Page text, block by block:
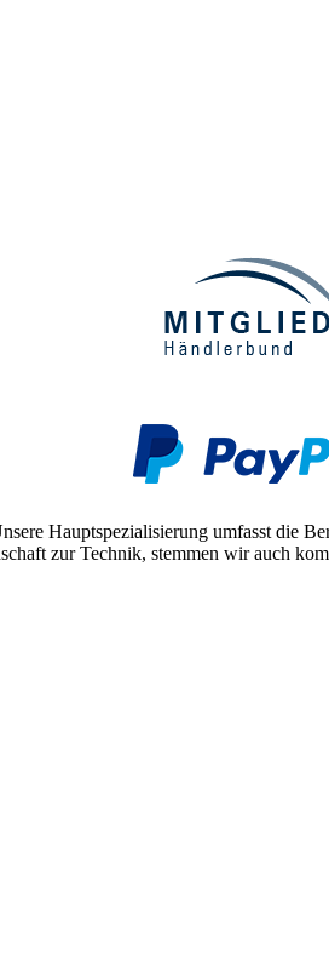
Hauptspezialisierung umfasst die
zur Technik, stemmen wir auch